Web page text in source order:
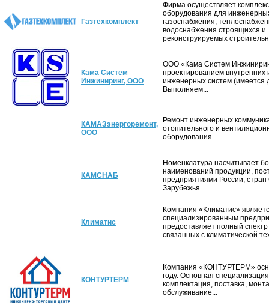
Газтехкомплект
Фирма осуществляет
оборудования для
газоснабжения,
водоснабжения строящихся и
реконструируемых
Кама Систем
Инжиниринг, ООО
ООО «Кама Систем
проектированием внутренних
инженерных систем (имеется
Выполняем...
КАМАЗэнергоремонт,
ООО
Ремонт инженерных
отопительного и
оборудования....
КАМСНАБ
Номенклатура насчитывает
наименований продукции,
предприятиями России,
Зарубежья. ...
Климатис
Компания «Климатис»
специализированным
предоставляет полный спектр
связанных с климатической
КОНТУРТЕРМ
Компания «КОНТУРТЕРМ»
году. Основная
комплектация, поставка,
обслуживание...